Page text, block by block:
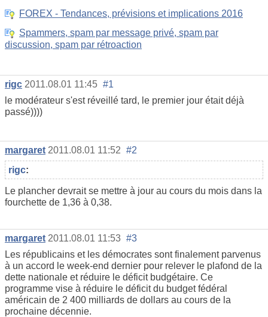
FOREX - Tendances, prévisions et implications 2016
Spammers, spam par message privé, spam par
discussion, spam par rétroaction
rigc 2011.08.01 11:45 #1
le modérateur s'est réveillé tard, le premier jour était déjà
passé))))
margaret 2011.08.01 11:52 #2
rigc:
Le plancher devrait se mettre à jour au cours du mois dans la
fourchette de 1,36 à 0,38.
margaret 2011.08.01 11:53 #3
Les républicains et les démocrates sont finalement parvenus
à un accord le week-end dernier pour relever le plafond de la
dette nationale et réduire le déficit budgétaire. Ce
programme vise à réduire le déficit du budget fédéral
américain de 2 400 milliards de dollars au cours de la
prochaine décennie.